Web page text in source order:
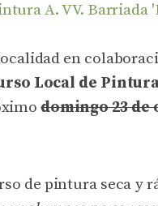
en
Local de Pintura
domingo 23 de
de pintura seca y